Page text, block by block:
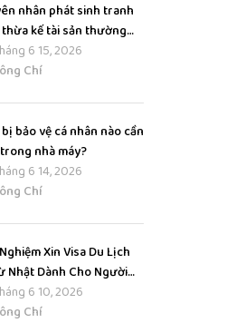
nhân phát sinh tranh
kế tài sản thường
6 15, 2026
Chí
bảo vệ cá nhân nào cần
nhà máy?
6 14, 2026
Chí
Xin Visa Du Lịch
Nhật Dành Cho Người
Nhất
6 10, 2026
Chí